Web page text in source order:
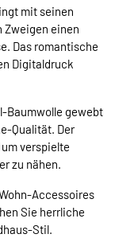
mit seinen
Zweigen einen
Das romantische
Digitaldruck
Baumwolle gewebt
Qualität. Der
verspielte
zu nähen.
Accessoires
Sie herrliche
Stil.